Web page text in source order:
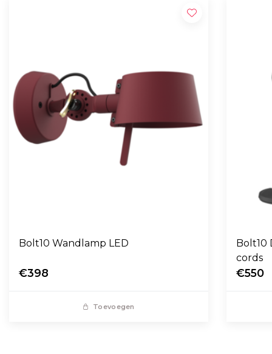
Bolt10 Wandlamp LED
€398
Toevoegen
Bolt10
cords
€550